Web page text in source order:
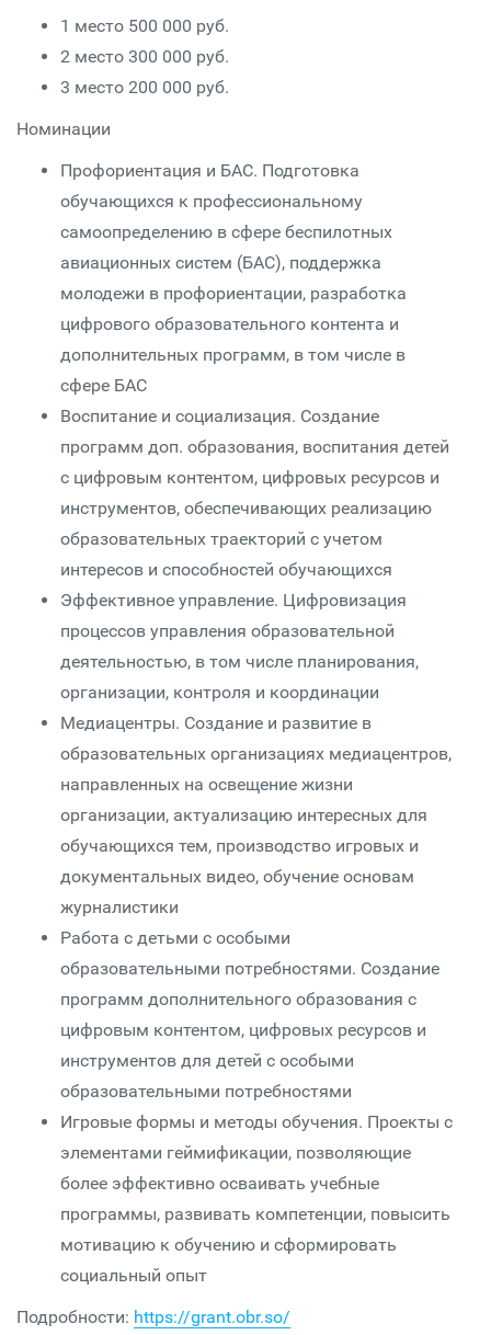
1 место 500 000 руб.
2 место 300 000 руб.
3 место 200 000 руб.
Номинации
Профориентация и БАС. Подготовка
обучающихся к профессиональному
самоопределению в сфере беспилотных
авиационных систем (БАС), поддержка
молодежи в профориентации, разработка
цифрового образовательного контента и
дополнительных программ, в том числе в
сфере БАС
Воспитание и социализация. Создание
программ доп. образования, воспитания детей
с цифровым контентом, цифровых ресурсов и
инструментов, обеспечивающих реализацию
образовательных траекторий с учетом
интересов и способностей обучающихся
Эффективное управление. Цифровизация
процессов управления образовательной
деятельностью, в том числе планирования,
организации, контроля и координации
Медиацентры. Создание и развитие в
образовательных организациях медиацентров,
направленных на освещение жизни
организации, актуализацию интересных для
обучающихся тем, производство игровых и
документальных видео, обучение основам
журналистики
Работа с детьми с особыми
образовательными потребностями. Создание
программ дополнительного образования с
цифровым контентом, цифровых ресурсов и
инструментов для детей с особыми
образовательными потребностями
Игровые формы и методы обучения. Проекты с
элементами геймификации, позволяющие
более эффективно осваивать учебные
программы, развивать компетенции, повысить
мотивацию к обучению и сформировать
социальный опыт
Подробности: https://grant.obr.so/